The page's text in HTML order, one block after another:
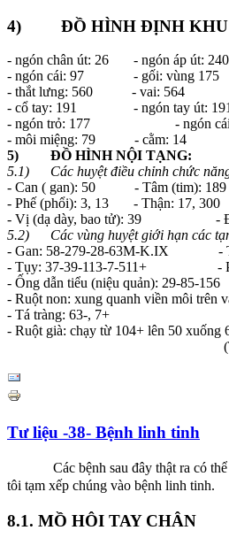
4) ĐỒ HÌNH ĐỊNH KHU
- ngón chân út: 26 - ngón áp
- ngón cái: 97 - gối: vùng
- thắt lưng: 560 - vai: 564 -
- cổ tay: 191 - ngón tay út:
- ngón trỏ: 177 - ngón
- môi miệng: 79 - cằm: 14
5) ĐỒ HÌNH NỘI TẠNG:
5.1) Các huyệt điều chỉnh chức
- Can ( gan): 50 - Tâm (tim):
- Phế (phổi): 3, 13 - Thận: 17,
- Vị (dạ dày, bao tử): 39 - Đại
5.2) Các vùng huyệt giới hạn các
- Gan: 58-279-28-63M-K.IX -
- Tụy: 37-39-113-7-511+ - Phổi:
- Ống dẫn tiểu (niệu
- Ruột non: xung quanh viền môi
- Tá tràng: 63-, 7+
- Ruột già: chạy từ 104+ lên 50
Tư liệu -38- Bệnh linh tinh
Các bệnh sau đây thật ra có thể
tôi tạm xếp chúng vào bệnh linh tinh.
8.1. MỒ HÔI TAY CHÂN